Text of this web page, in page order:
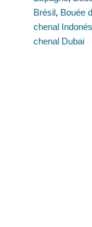
Brésil, Bouée
chenal
chenal Dubai